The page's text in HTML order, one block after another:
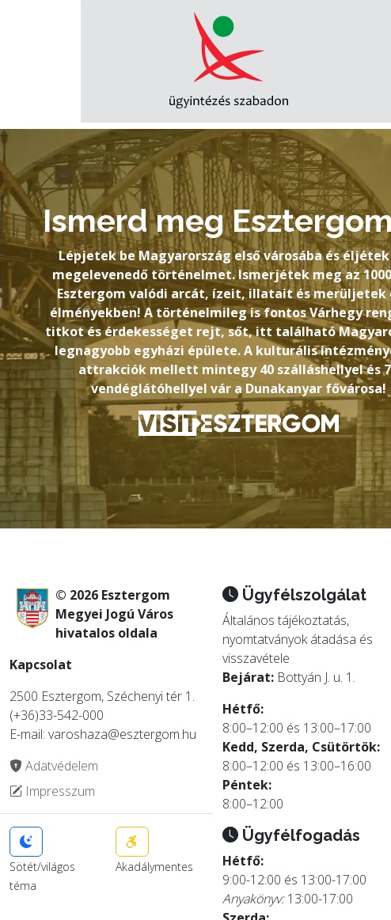
Ismerd meg
Lépjetek be Magyarország első városába és
megelevenedő történelmet. Ismerjétek meg az
Esztergom valódi arcát, ízeit, illatait és merüljetek
élményekben! A történelmileg is fontos Várhegy
titkot és érdekességet rejt, sőt, itt található
legnagyobb egyházi épülete. A kulturális
attrakciók mellett mintegy 40 szálláshellyel és
vendéglátóhellyel vár a Dunakanyar fővárosa!
© 2026 Esztergom
Megyei Jogú Város
hivatalos oldala
Kapcsolat
2500 Esztergom, Széchenyi tér 1.
(+36)33-542-000
E-mail: varoshaza@esztergom.hu
Adatvédelem
Impresszum
Sötét/világos
téma
Akadálymentes
Ügyfélszolgálat
Általános tájékoztatás,
nyomtatványok átadása és
visszavétele
Bejárat:Bottyán J. u. 1.
Hétfő:
8:00–12:00 és 13:00–17:00
Kedd, Szerda, Csütörtök:
8:00–12:00 és 13:00–16:00
Péntek:
8:00–12:00
Ügyfélfogadás
Hétfő:
9:00-12:00 és 13:00-17:00
Anyakönyv:13:00-17:00